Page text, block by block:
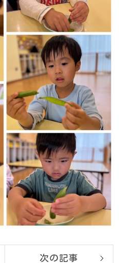
次の記事